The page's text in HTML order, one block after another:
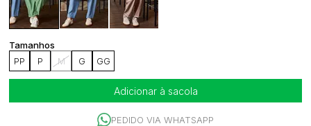
PP P M G GG
Adicionar à sacola
PEDIDO VIA WHATSAPP